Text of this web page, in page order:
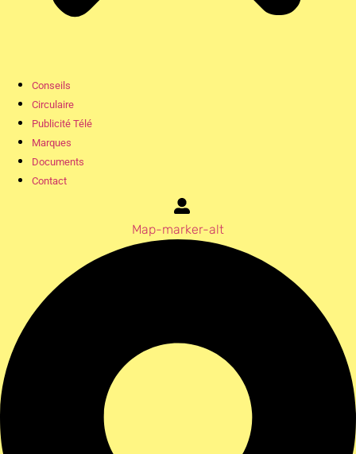
Conseils
Circulaire
Publicité Télé
Marques
Documents
Contact
Map-marker-alt